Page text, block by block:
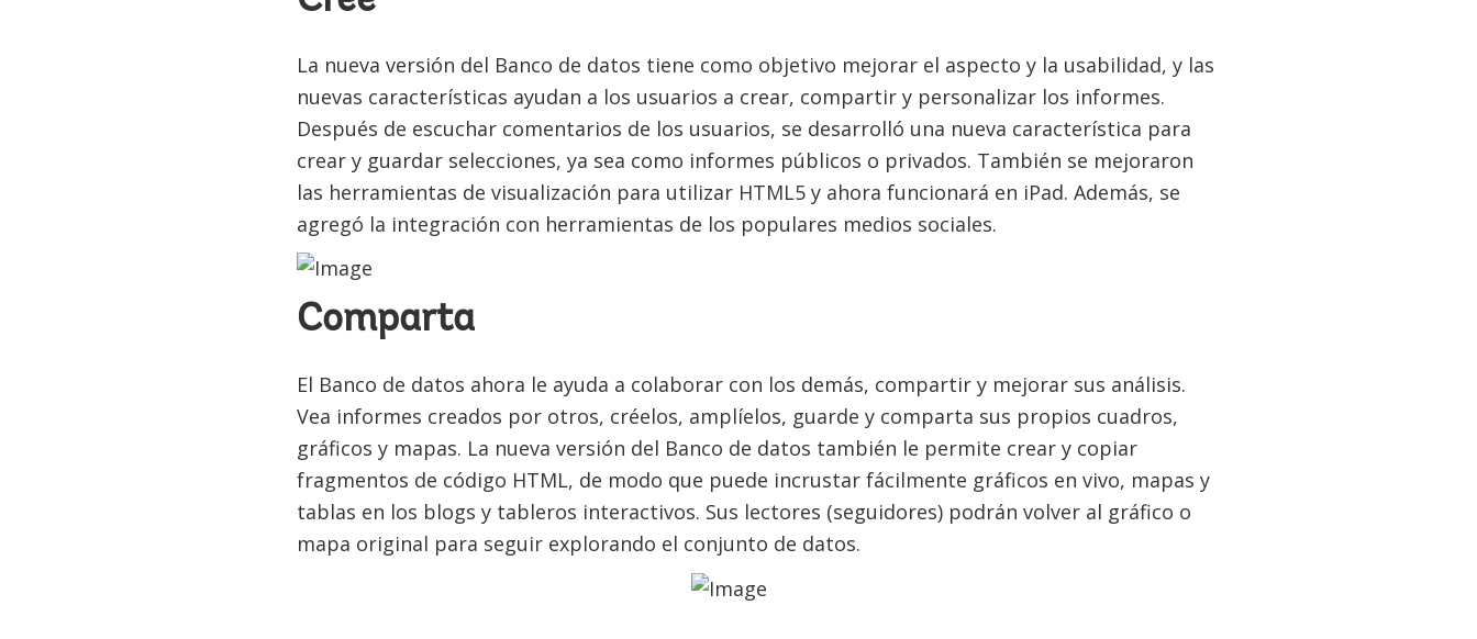
La nueva versión del Banco de datos tiene como objetivo mejorar el aspecto y la usabilidad, y las
nuevas características ayudan a los usuarios a crear, compartir y personalizar los informes.
Después de escuchar comentarios de los usuarios, se desarrolló una nueva característica para
crear y guardar selecciones, ya sea como informes públicos o privados. También se mejoraron
las herramientas de visualización para utilizar HTML5 y ahora funcionará en iPad. Además, se
agregó la integración con herramientas de los populares medios sociales.
Comparta
El Banco de datos ahora le ayuda a colaborar con los demás, compartir y mejorar sus análisis.
Vea informes creados por otros, créelos, amplíelos, guarde y comparta sus propios cuadros,
gráficos y mapas. La nueva versión del Banco de datos también le permite crear y copiar
fragmentos de código HTML, de modo que puede incrustar fácilmente gráficos en vivo, mapas y
tablas en los blogs y tableros interactivos. Sus lectores (seguidores) podrán volver al gráfico o
mapa original para seguir explorando el conjunto de datos.